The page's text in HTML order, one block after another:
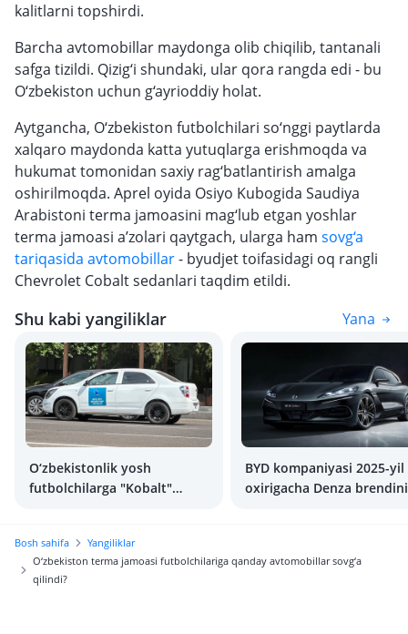
kalitlarni topshirdi.
Barcha avtomobillar maydonga olib chiqilib, tantanali
safga tizildi. Qizig‘i shundaki, ular qora rangda edi - bu
O‘zbekiston uchun g‘ayrioddiy holat.
Aytgancha, O‘zbekiston futbolchilari so‘nggi paytlarda
xalqaro maydonda katta yutuqlarga erishmoqda va
hukumat tomonidan saxiy rag‘batlantirish amalga
oshirilmoqda. Aprel oyida Osiyo Kubogida Saudiya
Arabistoni terma jamoasini mag‘lub etgan yoshlar
terma jamoasi a’zolari qaytgach, ularga ham sovg‘a
tariqasida avtomobillar- byudjet toifasidagi oq rangli
Chevrolet Cobalt sedanlari taqdim etildi.
Shu kabi yangiliklar Yana
O‘zbekistonlik yosh
futbolchilarga "Kobalt"
BYD kompaniyasi 2025-yil
oxirigacha Denza brendini
Bosh sahifa
Yangiliklar
O‘zbekiston terma jamoasi futbolchilariga qanday avtomobillar sovg‘a
qilindi?